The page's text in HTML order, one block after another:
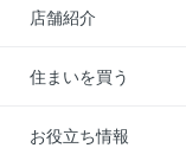
店舗紹介
住まいを買う
お役立ち情報